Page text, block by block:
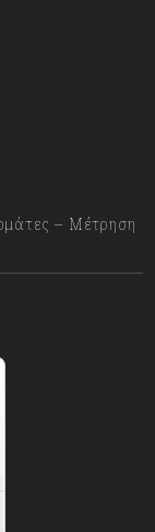
– Μέτρηση